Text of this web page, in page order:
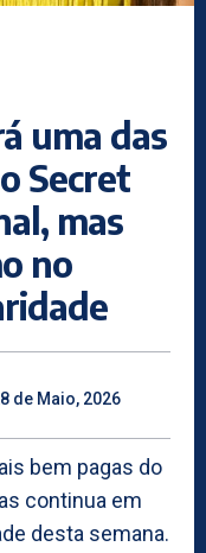
uma das
Secret
mas
no
de Maio, 2026
bem pagas do
continua em
desta semana.